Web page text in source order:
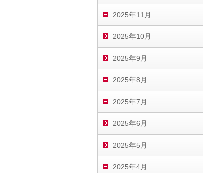
2025年11月
2025年10月
2025年9月
2025年8月
2025年7月
2025年6月
2025年5月
2025年4月